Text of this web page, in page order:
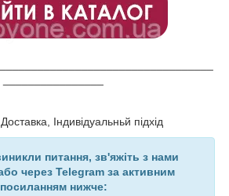
питання, зв'яжіть з нами
через Telegram за активним
посиланням нижче: